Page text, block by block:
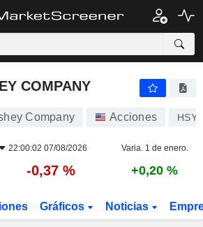
COMPANY
Company Acciones HSY
22:00:02 07/08/2026 Varia. 1 de enero.
-0,37 % +0,20 %
Gráficos Noticias